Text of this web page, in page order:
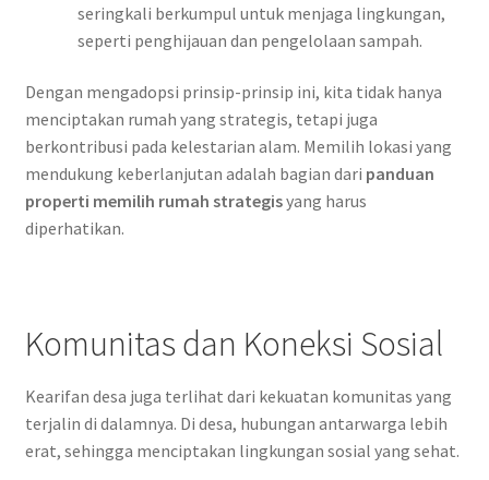
seringkali berkumpul untuk menjaga lingkungan,
seperti penghijauan dan pengelolaan sampah.
Dengan mengadopsi prinsip-prinsip ini, kita tidak hanya
menciptakan rumah yang strategis, tetapi juga
berkontribusi pada kelestarian alam. Memilih lokasi yang
mendukung keberlanjutan adalah bagian dari panduan
properti memilih rumah strategisyang harus
diperhatikan.
Komunitas dan Koneksi Sosial
Kearifan desa juga terlihat dari kekuatan komunitas yang
terjalin di dalamnya. Di desa, hubungan antarwarga lebih
erat, sehingga menciptakan lingkungan sosial yang sehat.